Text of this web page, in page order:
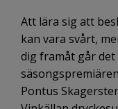
Att lära sig att
kan vara svårt,
dig framåt går det
Pontus